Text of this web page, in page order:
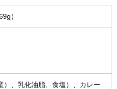
）
）、乳化油脂、食塩）、カレー